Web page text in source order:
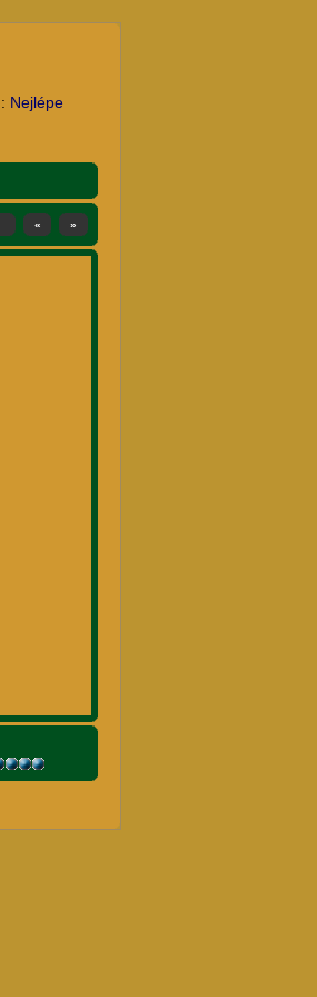
Nejlépe
« »